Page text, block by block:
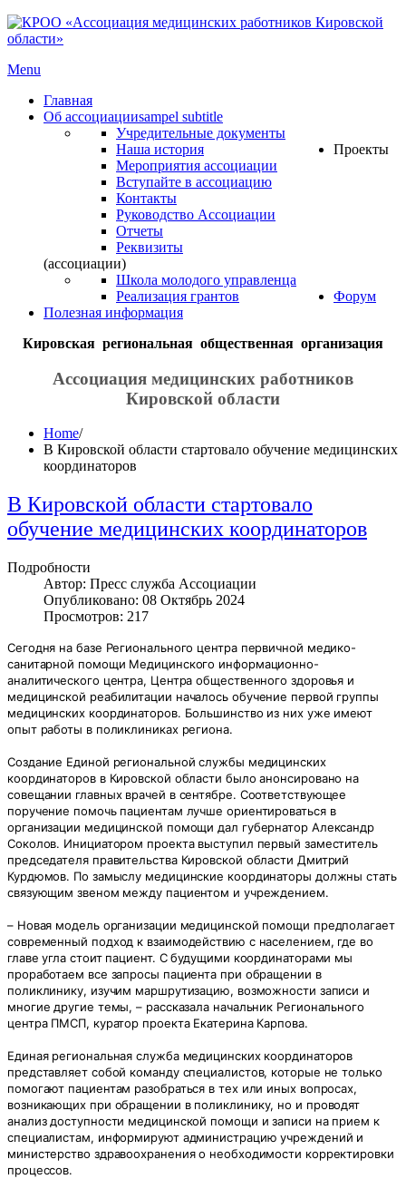
Menu
Главная
Об ассоциацииsampel subtitle
Учредительные документы
Наша история
Мероприятия ассоциации
Вступайте в ассоциацию
Контакты
Руководство Ассоциации
Отчеты
Реквизиты
Проекты
(ассоциации)
Школа молодого управленца
Реализация грантов
Форум
Полезная информация
Кировская региональная общественная организация
Ассоциация медицинских работников
Кировской области
Home/
В Кировской области стартовало обучение медицинских
координаторов
В Кировской области стартовало
обучение медицинских координаторов
Подробности
Автор: Пресс служба Ассоциации
Опубликовано: 08 Октябрь 2024
Просмотров: 217
Сегодня на базе Регионального центра первичной медико-
санитарной помощи Медицинского информационно-
аналитического центра, Центра общественного здоровья и
медицинской реабилитации началось обучение первой группы
медицинских координаторов. Большинство из них уже имеют
опыт работы в поликлиниках региона.
Создание Единой региональной службы медицинских
координаторов в Кировской области было анонсировано на
совещании главных врачей в сентябре. Соответствующее
поручение помочь пациентам лучше ориентироваться в
организации медицинской помощи дал губернатор Александр
Соколов. Инициатором проекта выступил первый заместитель
председателя правительства Кировской области Дмитрий
Курдюмов. По замыслу медицинские координаторы должны стать
связующим звеном между пациентом и учреждением.
– Новая модель организации медицинской помощи предполагает
современный подход к взаимодействию с населением, где во
главе угла стоит пациент. С будущими координаторами мы
проработаем все запросы пациента при обращении в
поликлинику, изучим маршрутизацию, возможности записи и
многие другие темы, – рассказала начальник Регионального
центра ПМСП, куратор проекта Екатерина Карпова.
Единая региональная служба медицинских координаторов
представляет собой команду специалистов, которые не только
помогают пациентам разобраться в тех или иных вопросах,
возникающих при обращении в поликлинику, но и проводят
анализ доступности медицинской помощи и записи на прием к
специалистам, информируют администрацию учреждений и
министерство здравоохранения о необходимости корректировки
процессов.